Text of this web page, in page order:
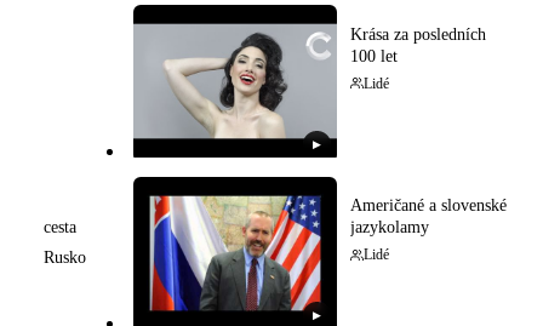
cesta
Rusko
▶
Krása za posledních
100 let
Lidé
▶
Američané a slovenské
jazykolamy
Lidé